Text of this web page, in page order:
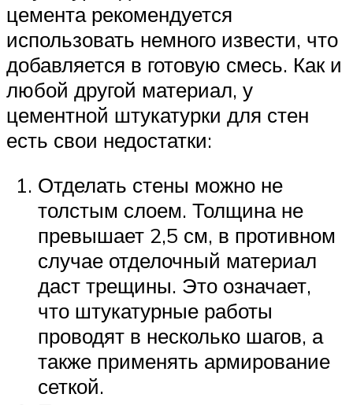
цемента рекомендуется
использовать немного извести, что
добавляется в готовую смесь. Как и
любой другой материал, у
цементной штукатурки для стен
есть свои недостатки:
Отделать стены можно не
толстым слоем. Толщина не
превышает 2,5 см, в противном
случае отделочный материал
даст трещины. Это означает,
что штукатурные работы
проводят в несколько шагов, а
также применять армирование
сеткой.